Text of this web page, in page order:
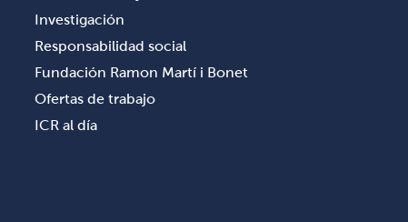
Investigación
Responsabilidad social
Fundación Ramon Martí i Bonet
Ofertas de trabajo
ICR al día